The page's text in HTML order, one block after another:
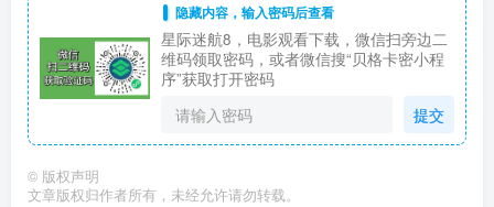
隐藏内容，输入密码后查看
星际迷航8，电影观看下载，微信扫旁边二
维码领取密码，或者微信搜“贝格卡密小程
序”获取打开密码
提交
© 版权声明
文章版权归作者所有，未经允许请勿转载。